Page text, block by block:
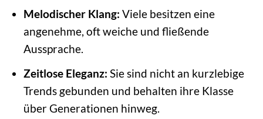
Melodischer Klang: Viele besitzen eine
angenehme, oft weiche und fließende
Aussprache.
Zeitlose Eleganz: Sie sind nicht an kurzlebige
Trends gebunden und behalten ihre Klasse
über Generationen hinweg.